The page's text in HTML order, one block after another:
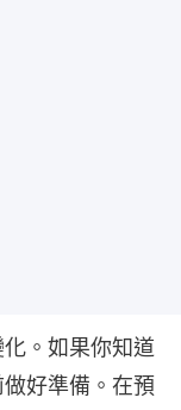
。如果你知道
好準備。在預